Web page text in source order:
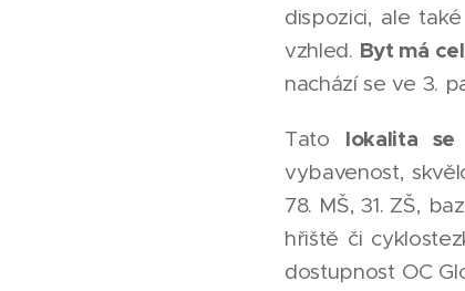
dispozici, ale
vzhled. Byt má
nachází se ve 3.
Tato lokalita
vybavenost,
78. MŠ, 31. ZŠ,
hřiště či
dostupnost OC